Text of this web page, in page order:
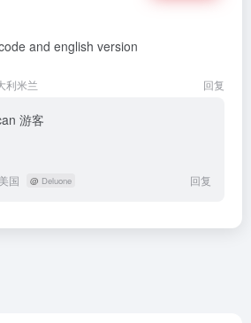
and english version
利米兰 回复
游客
美国 @ Deluone 回复